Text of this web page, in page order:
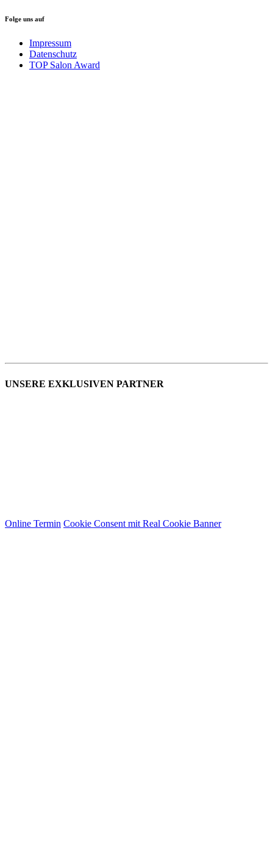
Folge uns auf
Impressum
Datenschutz
TOP Salon Award
UNSERE EXKLUSIVEN PARTNER
Online Termin Cookie Consent mit Real Cookie Banner